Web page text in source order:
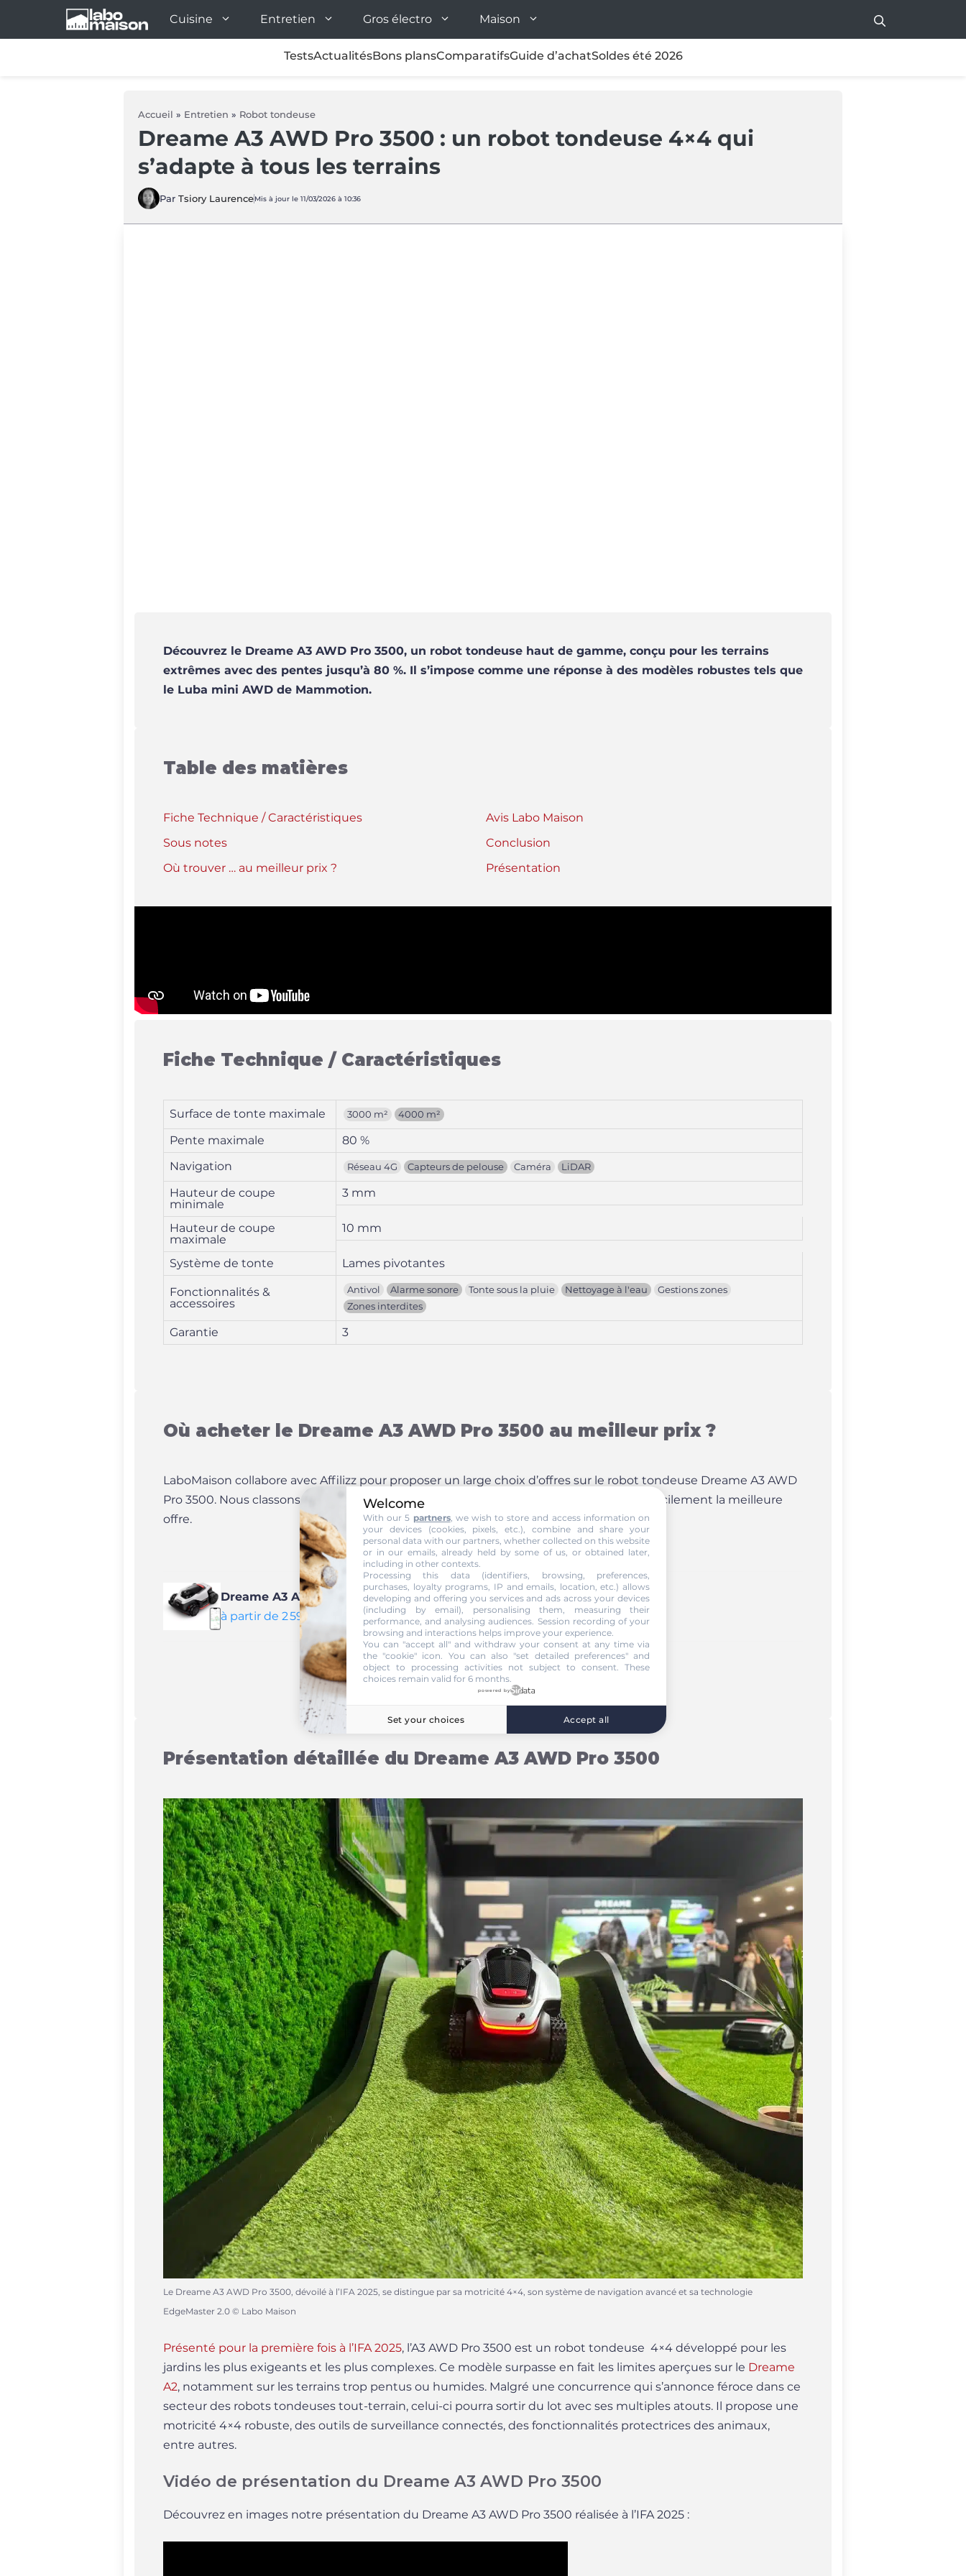
Cuisine Entretien Gros électro Maison
TestsActualitésBons plansComparatifsGuide d’achatSoldes été 2026
Accueil » Entretien » Robot tondeuse
Dreame A3 AWD Pro 3500 : un robot tondeuse 4×4 qui
s’adapte à tous les terrains
Par Tsiory LaurenceMis à jour le 11/03/2026 à 10:36
Découvrez le Dreame A3 AWD Pro 3500, un robot tondeuse haut de gamme, conçu pour les terrains
extrêmes avec des pentes jusqu’à 80 %. Il s’impose comme une réponse à des modèles robustes tels que
le Luba mini AWD de Mammotion.
Table des matières
Fiche Technique / Caractéristiques
Avis Labo Maison
Sous notes
Conclusion
Où trouver … au meilleur prix ?
Présentation
Fiche Technique / Caractéristiques
Surface de tonte maximale 3000 m² 4000 m²
Pente maximale
80 %
Navigation
Réseau 4G Capteurs de pelouse Caméra LiDAR
Hauteur de coupe
minimale
3 mm
Hauteur de coupe
maximale
10 mm
Système de tonte Lames pivotantes
Fonctionnalités &
accessoires
Antivol Alarme sonore Tonte sous la pluie Nettoyage à l'eau
Gestions zones
Zones interdites
Garantie 3
Où acheter le Dreame A3 AWD Pro 3500 au meilleur prix ?
LaboMaison collabore avec Affilizz pour proposer un large choix d’offres sur le robot tondeuse Dreame A3 AWD
Pro 3500. Nous classons ces offres par prix croissant pour aider nos lecteurs à trouver facilement la meilleure
offre.
Dreame A3 AWD Pro 3500
à partir de 2 599,00 € chez amazon.fr
Présentation détaillée du Dreame A3 AWD Pro 3500
Le Dreame A3 AWD Pro 3500, dévoilé à l’IFA 2025, se distingue par sa motricité 4×4, son système de navigation avancé et sa technologie
EdgeMaster 2.0 © Labo Maison
Présenté pour la première fois à l’IFA 2025, l’A3 AWD Pro 3500 est un robot tondeuse 4×4 développé pour les
jardins les plus exigeants et les plus complexes. Ce modèle surpasse en fait les limites aperçues sur le Dreame
A2, notamment sur les terrains trop pentus ou humides. Malgré une concurrence qui s’annonce féroce dans ce
secteur des robots tondeuses tout-terrain, celui-ci pourra sortir du lot avec ses multiples atouts. Il propose une
motricité 4×4 robuste, des outils de surveillance connectés, des fonctionnalités protectrices des animaux,
entre autres.
Vidéo de présentation du Dreame A3 AWD Pro 3500
Découvrez en images notre présentation du Dreame A3 AWD Pro 3500 réalisée à l’IFA 2025 :
Welcome
With our 5 partners, we wish to store and access information on
your devices (cookies, pixels, etc.), combine and share your
personal data with our partners, whether collected on this website
or in our emails, already held by some of us, or obtained later,
including in other contexts.
Processing this data (identifiers, browsing, preferences,
purchases, loyalty programs, IP and emails, location, etc.) allows
developing and offering you services and ads across your devices
(including by email), personalising them, measuring their
performance, and analysing audiences. Session recording of your
browsing and interactions helps improve your experience.
You can "accept all" and withdraw your consent at any time via
the "cookie" icon. You can also "set detailed preferences" and
object to processing activities not subject to consent. These
choices remain valid for 6 months.
powered by
Set your choices Accept all